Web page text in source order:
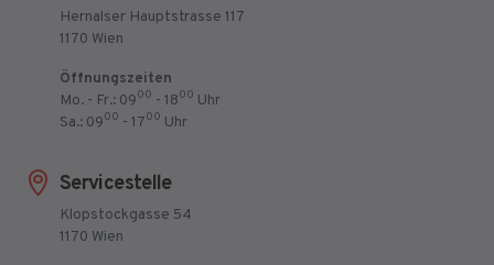
Hernalser Hauptstrasse 117
1170 Wien
Öffnungszeiten
Mo. - Fr.: 0900 - 1800 Uhr
Sa.: 0900 - 1700 Uhr
Servicestelle
Klopstockgasse 54
1170 Wien